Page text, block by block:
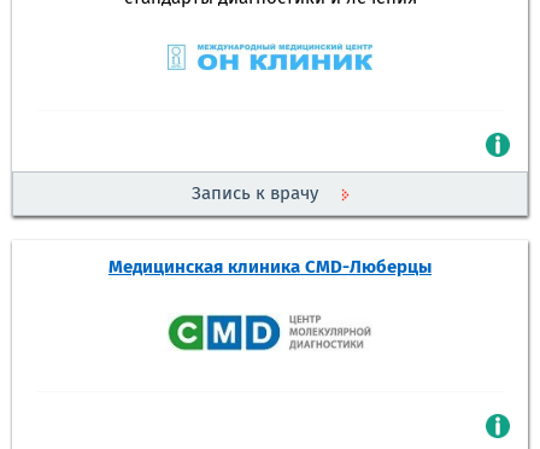
Запись к врачу
Медицинская клиника CMD-Люберцы